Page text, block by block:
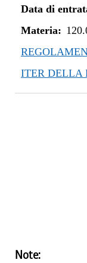
Data di
Materia:
ITER DELLA
Note: